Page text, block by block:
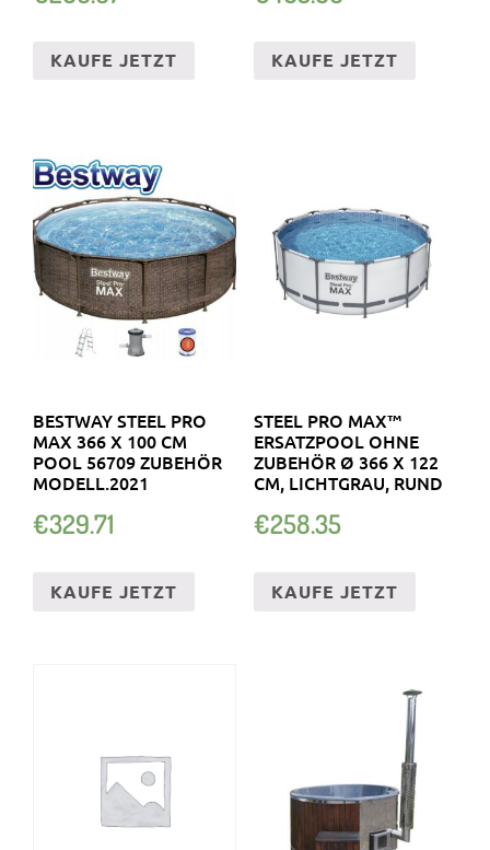
KAUFE JETZT KAUFE JETZT
BESTWAY STEEL PRO
MAX 366 X 100 CM
POOL 56709 ZUBEHÖR
MODELL.2021
€329.71
KAUFE JETZT
STEEL PRO MAX™
ERSATZPOOL OHNE
ZUBEHÖR Ø 366 X 122
CM, LICHTGRAU, RUND
€258.35
KAUFE JETZT